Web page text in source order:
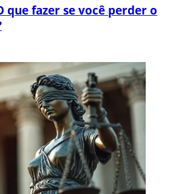
que fazer se você perder o